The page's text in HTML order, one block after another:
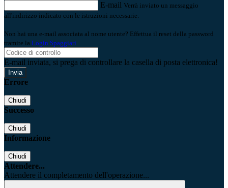
E-mail Verrà inviato un messaggio
all'indirizzo indicato con le istruzioni necessarie.
Non hai una e-mail associata al nome utente? Effettua il reset della password
tramite la Login Spaggiari
E-mail inviata, si prega di controllare la casella di posta elettronica!
Errore
Chiudi
Successo
Chiudi
Informazione
Chiudi
Attendere...
Attendere il completamento dell'operazione...